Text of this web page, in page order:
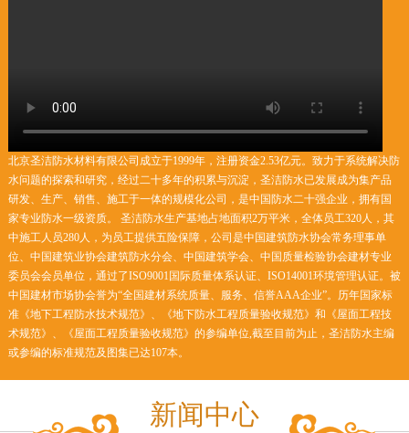
北京圣洁防水材料有限公司成立于1999年，注册资金2.53亿元。致力于系统解决防
水问题的探索和研究，经过二十多年的积累与沉淀，圣洁防水已发展成为集产品
研发、生产、销售、施工于一体的规模化公司，是中国防水二十强企业，拥有国
家专业防水一级资质。 圣洁防水生产基地占地面积2万平米，全体员工320人，其
中施工人员280人，为员工提供五险保障，公司是中国建筑防水协会常务理事单
位、中国建筑业协会建筑防水分会、中国建筑学会、中国质量检验协会建材专业
委员会会员单位，通过了ISO9001国际质量体系认证、ISO14001环境管理认证。被
中国建材市场协会誉为“全国建材系统质量、服务、信誉AAA企业”。历年国家标
准《地下工程防水技术规范》、《地下防水工程质量验收规范》和《屋面工程技
术规范》、《屋面工程质量验收规范》的参编单位,截至目前为止，圣洁防水主编
或参编的标准规范及图集已达107本。
新闻中心